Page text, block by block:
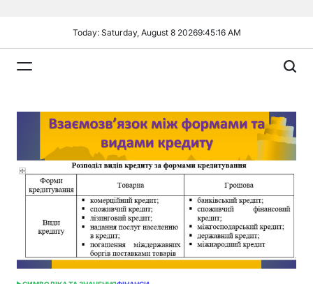
Today: Saturday, August 8 20269:45:17 AM